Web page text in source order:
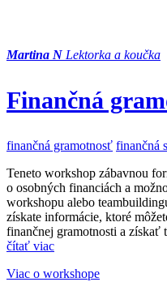
Martina N Lektorka a koučka
Finančná
finančná gramotnosť finančná
Teneto workshop zábavnou
o osobných financiách a
workshopu alebo
získate informácie, ktoré
finančnej gramotnosti a získať
čítať viac
Viac o workshope